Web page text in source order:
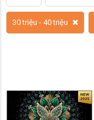
30 triệu - 40 triệu